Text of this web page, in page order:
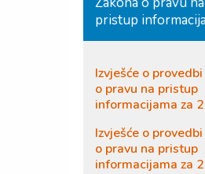
pristup
Izvješće o
o pravu na pristup
informacijama za
Izvješće o
o pravu na pristup
informacijama za